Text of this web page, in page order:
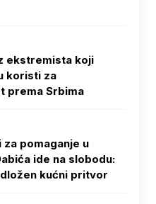
ekstremista koji
koristi za
prema Srbima
za pomaganje u
ide na slobodu:
kućni pritvor